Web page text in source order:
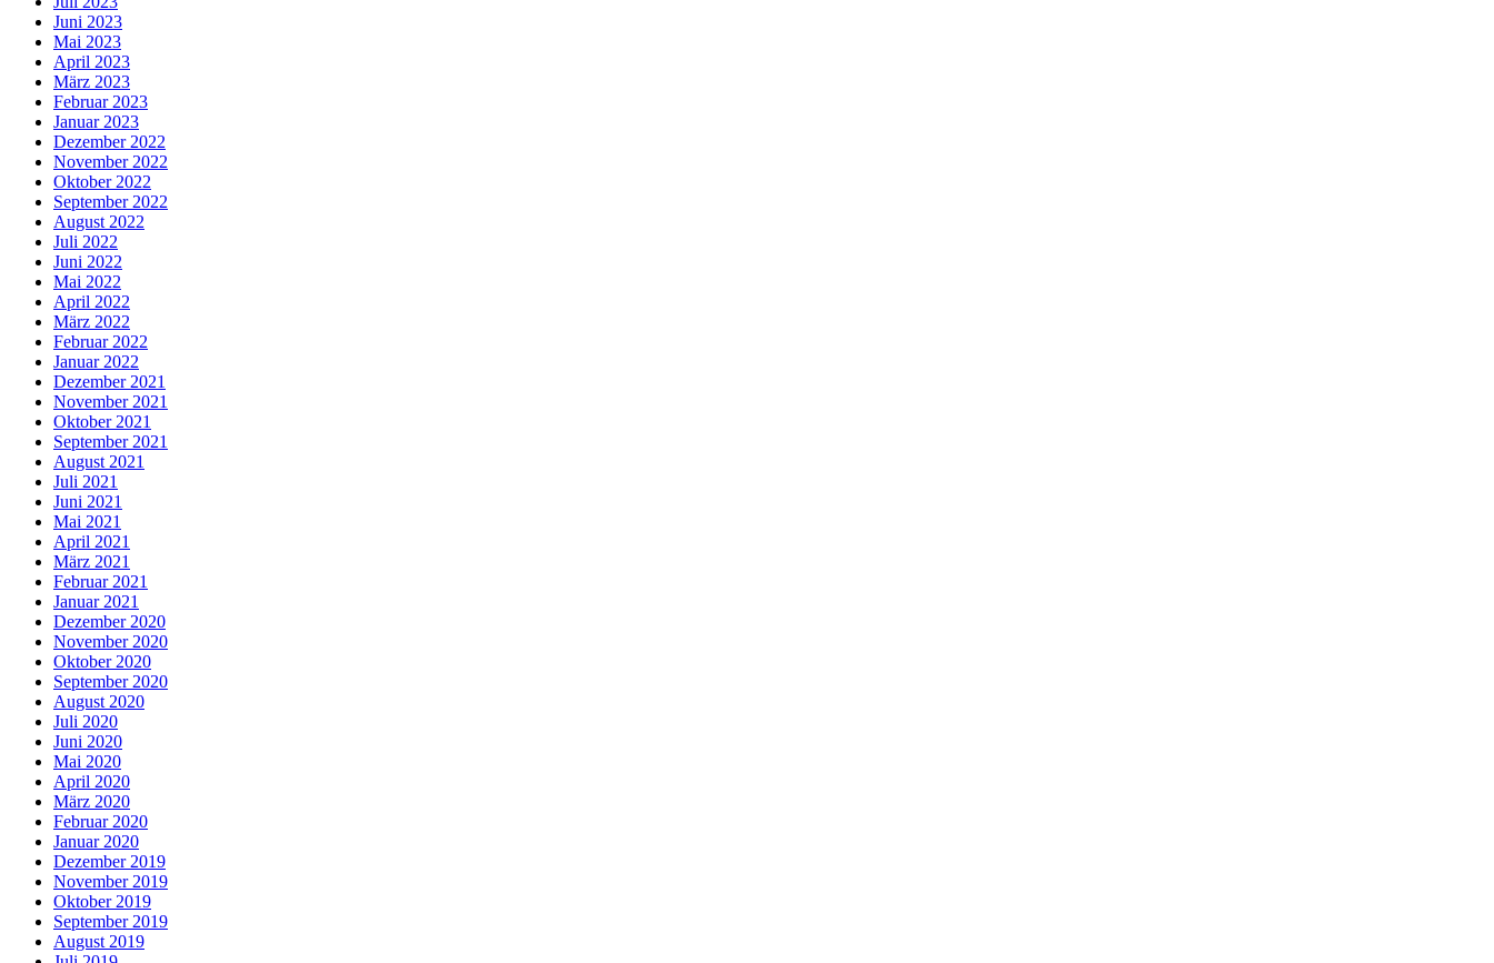
Juni 2023
Mai 2023
April 2023
März 2023
Februar 2023
Januar 2023
Dezember 2022
November 2022
Oktober 2022
September 2022
August 2022
Juli 2022
Juni 2022
Mai 2022
April 2022
März 2022
Februar 2022
Januar 2022
Dezember 2021
November 2021
Oktober 2021
September 2021
August 2021
Juli 2021
Juni 2021
Mai 2021
April 2021
März 2021
Februar 2021
Januar 2021
Dezember 2020
November 2020
Oktober 2020
September 2020
August 2020
Juli 2020
Juni 2020
Mai 2020
April 2020
März 2020
Februar 2020
Januar 2020
Dezember 2019
November 2019
Oktober 2019
September 2019
August 2019